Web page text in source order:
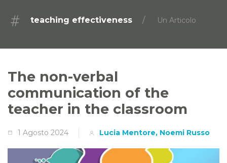
teaching effectiveness Un Articolo
The non-verbal
communication of the
teacher in the classroom
1 Agosto 2024 Lucia Mentore, Noemi Russo